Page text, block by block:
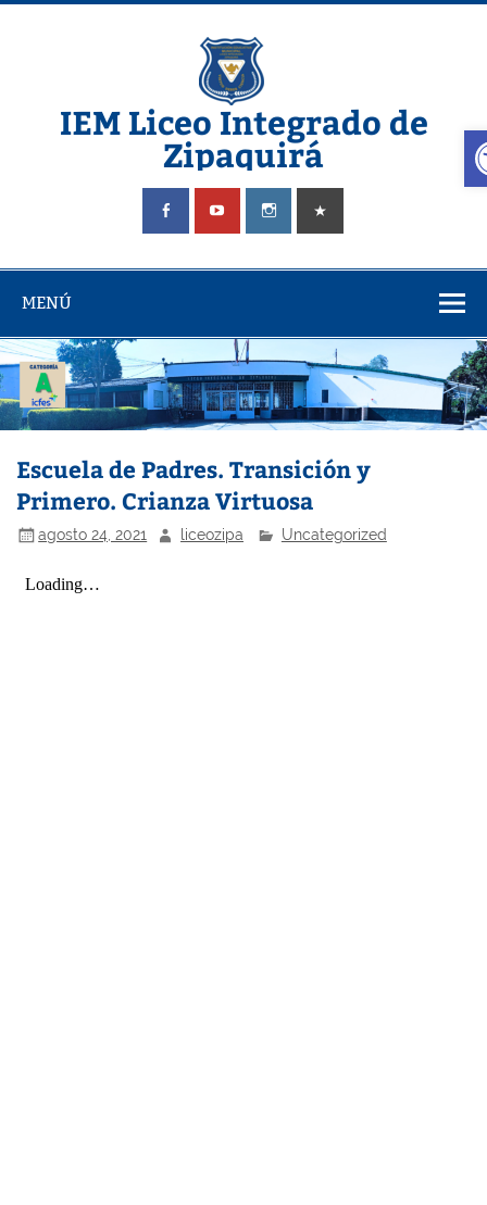
Saltar
IEM Liceo Integrado de
Zipaquirá
Pagina del Liceo Integrado Zipaquira
MENÚ
Escuela de Padres. Transición y
Primero. Crianza Virtuosa
agosto 24, 2021 liceozipa Uncategorized